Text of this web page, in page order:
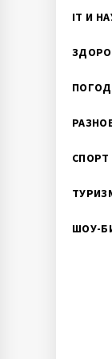
IT И
СПОРТ
ШОУ-